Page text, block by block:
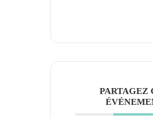
PARTAGEZ